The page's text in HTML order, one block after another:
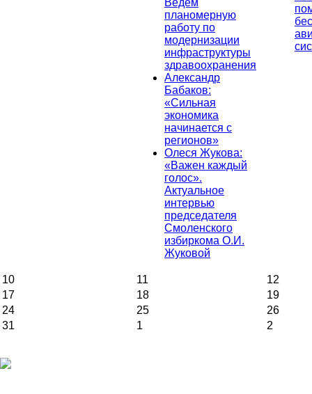
Ведём
планомерную
работу по
модернизации
инфраструктуры
здравоохранения
Александр
Бабаков:
«Сильная
экономика
начинается с
регионов»
Олеся Жукова:
«Важен каждый
голос».
Актуальное
интервью
председателя
Смоленского
избиркома О.И.
Жуковой
10 11
12
17
18
19
24
25
26
31
1 2